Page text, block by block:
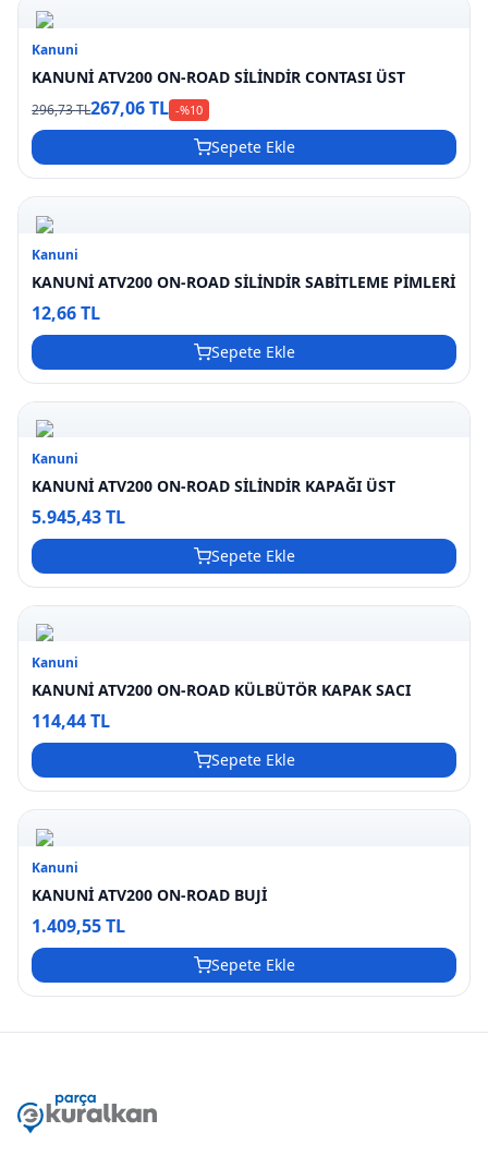
Kanuni
KANUNİ ATV200 ON-ROAD SİLİNDİR CONTASI ÜST
296,73 TL267,06 TL -%10
Sepete Ekle
Kanuni
KANUNİ ATV200 ON-ROAD SİLİNDİR SABİTLEME PİMLERİ
12,66 TL
Sepete Ekle
Kanuni
KANUNİ ATV200 ON-ROAD SİLİNDİR KAPAĞI ÜST
5.945,43 TL
Sepete Ekle
Kanuni
KANUNİ ATV200 ON-ROAD KÜLBÜTÖR KAPAK SACI
114,44 TL
Sepete Ekle
Kanuni
KANUNİ ATV200 ON-ROAD BUJİ
1.409,55 TL
Sepete Ekle